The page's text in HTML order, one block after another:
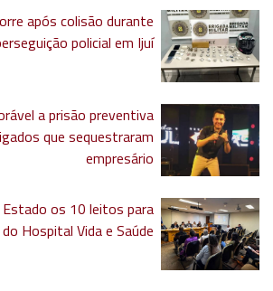
após colisão durante
policial em Ijuí
a prisão preventiva
que sequestraram
empresário
os 10 leitos para
Hospital Vida e Saúde